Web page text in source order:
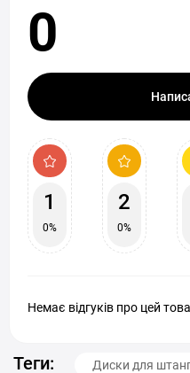
0
1
0%
2
0%
Немає відгуків про цей
Теги: Диски для